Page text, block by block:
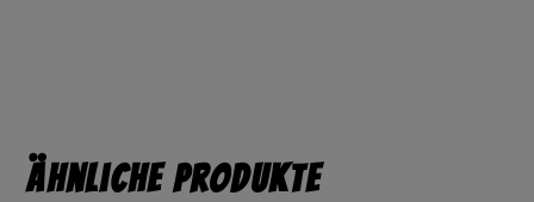
Ähnliche Produkte